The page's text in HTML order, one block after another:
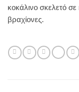
κοκάλινο σκελετό
βραχίονες.